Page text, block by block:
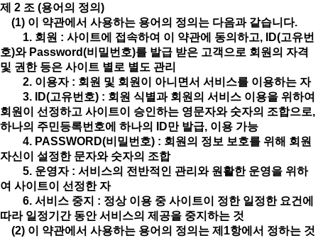
제 2 조 (용어의 정의)
(1) 이 약관에서 사용하는 용어의 정의는 다음과 같습니다.
1. 회원 : 사이트에 접속하여 이 약관에 동의하고, ID(고유번
호)와 Password(비밀번호)를 발급 받은 고객으로 회원의 자격
및 권한 등은 사이트 별로 별도 관리
2. 이용자 : 회원 및 회원이 아니면서 서비스를 이용하는 자
3. ID(고유번호) : 회원 식별과 회원의 서비스 이용을 위하여
회원이 선정하고 사이트이 승인하는 영문자와 숫자의 조합으로,
하나의 주민등록번호에 하나의 ID만 발급, 이용 가능
4. PASSWORD(비밀번호) : 회원의 정보 보호를 위해 회원
자신이 설정한 문자와 숫자의 조합
5. 운영자 : 서비스의 전반적인 관리와 원활한 운영을 위하
여 사이트이 선정한 자
6. 서비스 중지 : 정상 이용 중 사이트이 정한 일정한 요건에
따라 일정기간 동안 서비스의 제공을 중지하는 것
(2) 이 약관에서 사용하는 용어의 정의는 제1항에서 정하는 것